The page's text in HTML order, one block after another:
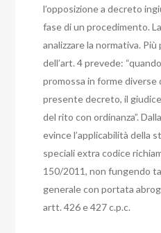
l’opposizione a decreto
fase di un procedimento.
analizzare la normativa.
dell’art. 4 prevede:
promossa in forme diverse
presente decreto, il
del rito con ordinanza”.
evince l’applicabilità della
speciali extra codice
150/2011, non fungendo
generale con portata
artt. 426 e 427 c.p.c.